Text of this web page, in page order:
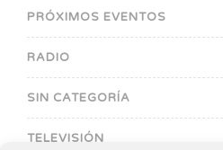
PRÓXIMOS EVENTOS
RADIO
SIN CATEGORÍA
TELEVISIÓN